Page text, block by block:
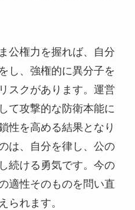
公権力を握れば、自分
し、強権的に異分子を
スクがあります。運営
て攻撃的な防衛本能に
性を高める結果となり
は、自分を律し、公の
続ける勇気です。今の
適性そのものを問い直
られます。